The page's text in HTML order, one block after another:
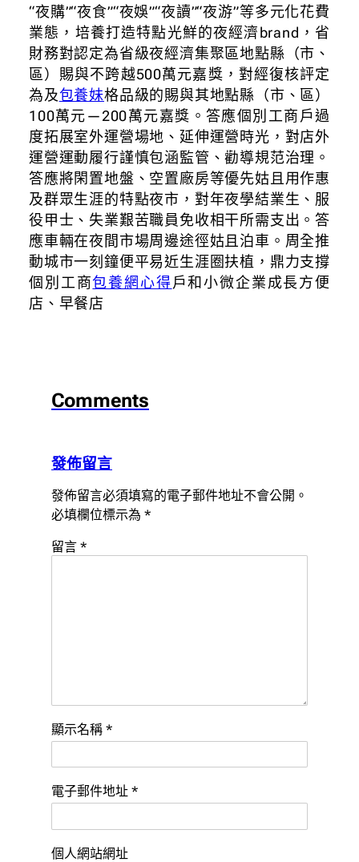
“夜購”“夜食”“夜娛”“夜讀”“夜游”等多元化花費
業態，培養打造特點光鮮的夜經濟brand，省
財務對認定為省級夜經濟集聚區地點縣（市、
區）賜與不跨越500萬元嘉獎，對經復核評定
為及包養妹格品級的賜與其地點縣（市、區）
100萬元—200萬元嘉獎。答應個別工商戶過
度拓展室外運營場地、延伸運營時光，對店外
運營運動履行謹慎包涵監管、勸導規范治理。
答應將閑置地盤、空置廠房等優先姑且用作惠
及群眾生涯的特點夜市，對年夜學結業生、服
役甲士、失業艱苦職員免收相干所需支出。答
應車輛在夜間市場周邊途徑姑且泊車。周全推
動城市一刻鐘便平易近生涯圈扶植，鼎力支撐
個別工商包養網心得戶和小微企業成長方便
店、早餐店
Comments
發佈留言
發佈留言必須填寫的電子郵件地址不會公開。
必填欄位標示為 *
留言 *
顯示名稱 *
電子郵件地址 *
個人網站網址